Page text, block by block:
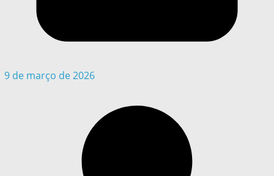
9 de março de 2026